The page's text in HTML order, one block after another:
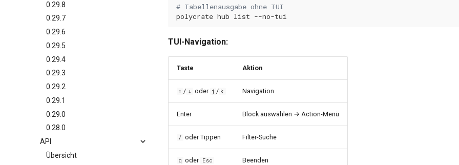
0.29.8
0.29.7
0.29.6
0.29.5
0.29.4
0.29.3
0.29.2
0.29.1
0.29.0
0.28.0
API
Übersicht
# Tabellenausgabe ohne TUI
polycrate hub list
TUI-Navigation:
Taste Aktion
↑ / ↓ oder j / k Navigation
Enter Block auswählen → Action-Menü
/ oder Tippen Filter-Suche
q oder Esc Beenden